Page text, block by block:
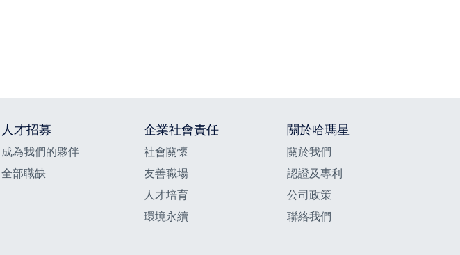
人才招募
成為我們的夥伴
全部職缺
企業社會責任
社會關懷
友善職場
人才培育
環境永續
關於哈瑪星
關於我們
認證及專利
公司政策
聯絡我們